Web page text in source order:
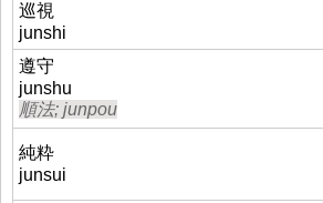
巡視
junshi
遵守
junshu
順法; junpou
純粋
junsui